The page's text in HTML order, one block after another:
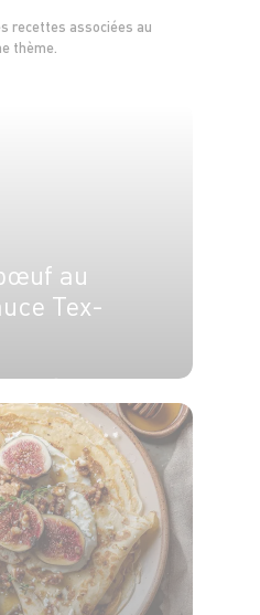
recettes associées au
thème.
au
Tex-